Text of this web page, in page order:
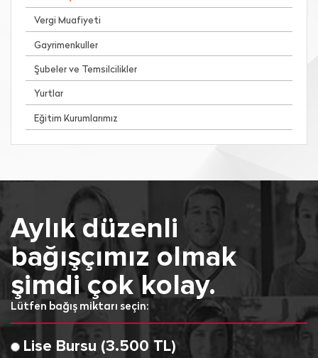
Vergi Muafiyeti
Gayrimenkuller
Şubeler ve Temsilcilikler
Yurtlar
Eğitim Kurumlarımız
Aylık düzenli
bağışçımız olmak
şimdi çok kolay.
Lütfen bağış miktarı seçin:
Lise Bursu (3.500 TL)